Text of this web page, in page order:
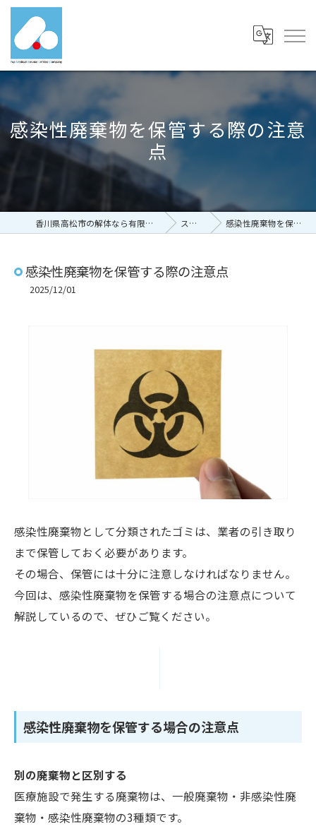
感染性廃棄物を保管する際の注意
点
香川県高松市の解体なら有限会社富士メディカルサービス ストーリー 感染性廃棄物を保管する際の注意点
感染性廃棄物を保管する際の注意点
2025/12/01
感染性廃棄物として分類されたゴミは、業者の引き取り
まで保管しておく必要があります。
その場合、保管には十分に注意しなければなりません。
今回は、感染性廃棄物を保管する場合の注意点について
解説しているので、ぜひご覧ください。
感染性廃棄物を保管する場合の注意点
別の廃棄物と区別する
医療施設で発生する廃棄物は、一般廃棄物・非感染性廃
棄物・感染性廃棄物の3種類です。